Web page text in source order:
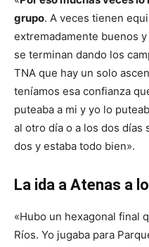
grupo. A veces tienen
extremadamente buenos
se terminan dando los
TNA que hay un solo
teníamos esa confianza
puteaba a mi y yo lo
al otro día o a los dos días
dos y estaba todo bien».
La ida a Atenas a
«Hubo un hexagonal final
Ríos. Yo jugaba para